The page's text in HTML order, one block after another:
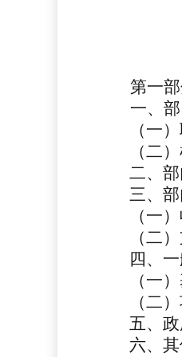
第一
一、
（一
（二
二、
三、
（一
（二
四、
（一
（二
五、
六、